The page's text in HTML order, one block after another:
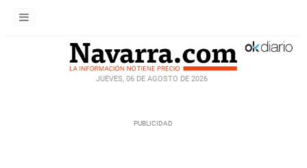
JUEVES, 06 DE AGOSTO DE 2026